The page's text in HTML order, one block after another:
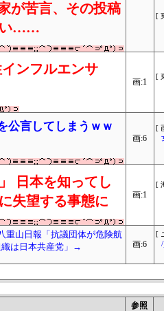
が苦言、その投稿
い……
[
ンフルエンサ
画:1
[
公言してしまうｗｗ
画:6
[
日本を知ってし
失望する事態に
画:1
[
重山日報「抗議団体が危険航
織は日本共産党」→
画:6
[
参照